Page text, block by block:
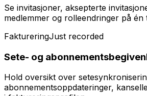
Se invitasjoner, aksepterte
medlemmer og rolleendringer på én
FaktureringJust recorded
Sete- og
Hold oversikt over
abonnementsoppdateringer,